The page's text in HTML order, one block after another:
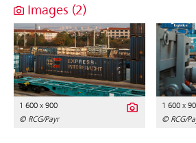
Images (2)
1 600 x 900
© RCG/Payr
1 600 x
© RCG/